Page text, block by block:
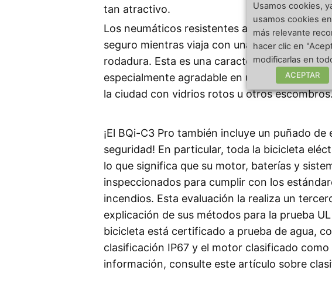
tan atractivo.
Los neumáticos resistentes a los pinchazos
seguro mientras viaja con una capa de Kevlar
rodadura. Esta es una característica
especialmente agradable en una que podría
la ciudad con vidrios rotos u otros
¡El BQi-C3 Pro también incluye un puñado
seguridad! En particular, toda la bicicleta
lo que significa que su motor, baterías y
inspeccionados para cumplir con los
incendios. Esta evaluación la realiza un
explicación de sus métodos para la prueba
bicicleta está certificado a prueba de agua,
clasificación IP67 y el motor clasificado
información, consulte este artículo sobre
Usamos cookies,
usamos cookies
más relevante
hacer clic en
modificarlas en
ACEPTAR